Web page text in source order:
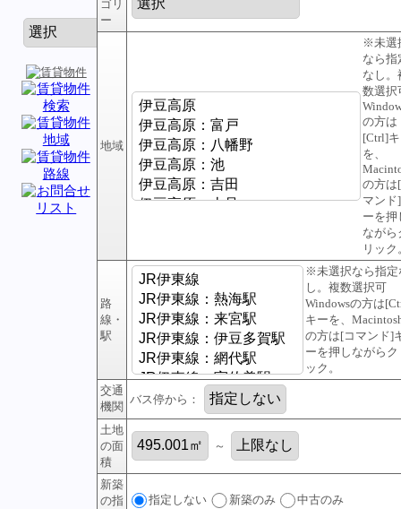
ゴリ
ー
地域
※未選
なら指
なし。
数選択
の方は
[Ctrl]
を、
の方は
マンド
ーを押
ながら
リック
路
線・
駅
※未選択なら指定
し。複数選択可
Windowsの方は
キーを、
の方は[コマンド]
ーを押しながらク
ック。
交通
機関
バス停から：
土地
の面
積
～
新築
の指
指定しない 新築のみ 中古のみ